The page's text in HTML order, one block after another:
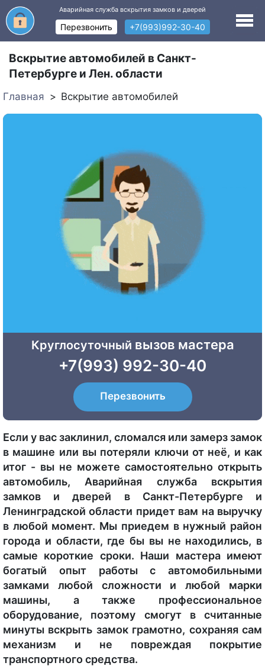
Аварийная служба вскрытия замков и дверей
Перезвонить +7(993)992-30-40
Вскрытие автомобилей в Санкт-
Петербурге и Лен. области
Главная Вскрытие автомобилей
Круглосуточный вызов мастера
+7(993) 992-30-40
Перезвонить
Если у вас заклинил, сломался или замерз замок
в машине или вы потеряли ключи от неё, и как
итог - вы не можете самостоятельно открыть
автомобиль, Аварийная служба вскрытия
замков и дверей в Санкт-Петербурге и
Ленинградской области придет вам на выручку
в любой момент. Мы приедем в нужный район
города и области, где бы вы не находились, в
самые короткие сроки. Наши мастера имеют
богатый опыт работы с автомобильными
замками любой сложности и любой марки
машины, а также профессиональное
оборудование, поэтому смогут в считанные
минуты вскрыть замок грамотно, сохраняя сам
механизм и не повреждая покрытие
транспортного средства.